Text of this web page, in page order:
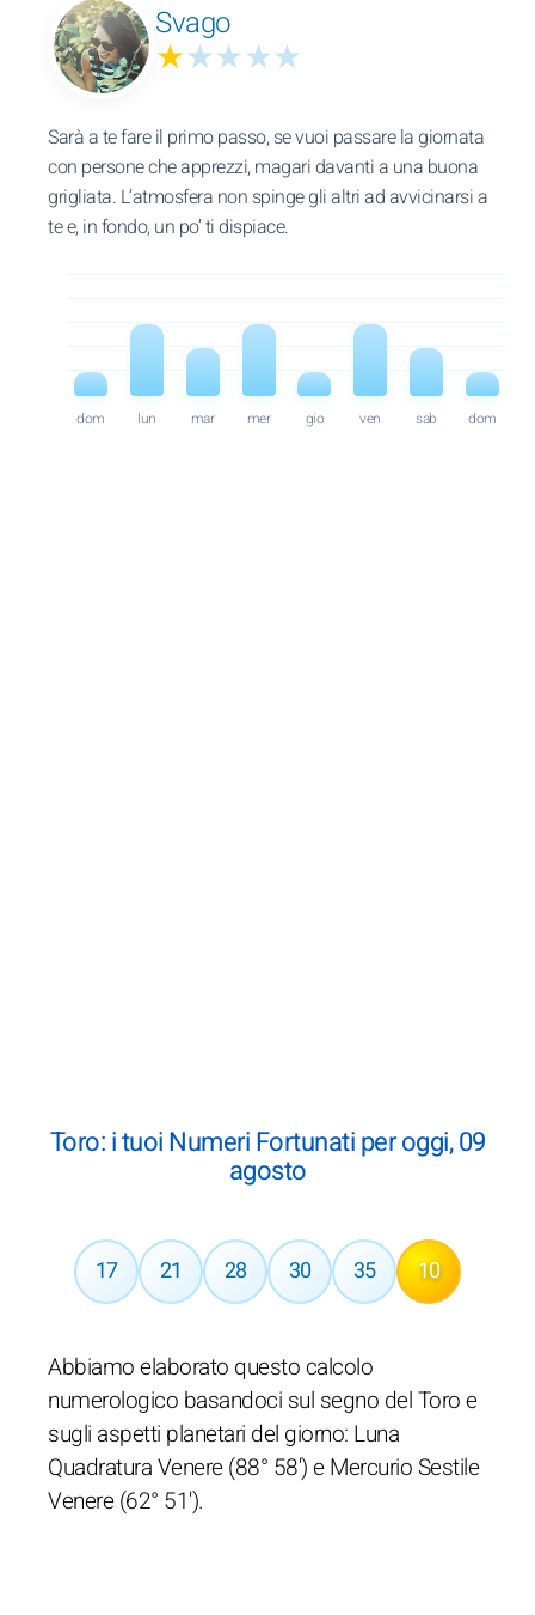
Svago
★★★★★
Sarà a te fare il primo passo, se vuoi passare la giornata
con persone che apprezzi, magari davanti a una buona
grigliata. L’atmosfera non spinge gli altri ad avvicinarsi a
te e, in fondo, un po’ ti dispiace.
dom lun mar mer gio ven sab dom
Toro: i tuoi Numeri Fortunati per oggi, 09
agosto
17 21 28 30 35 10
Abbiamo elaborato questo calcolo
numerologico basandoci sul segno del Toro e
sugli aspetti planetari del giorno: Luna
Quadratura Venere (88° 58') e Mercurio Sestile
Venere (62° 51').